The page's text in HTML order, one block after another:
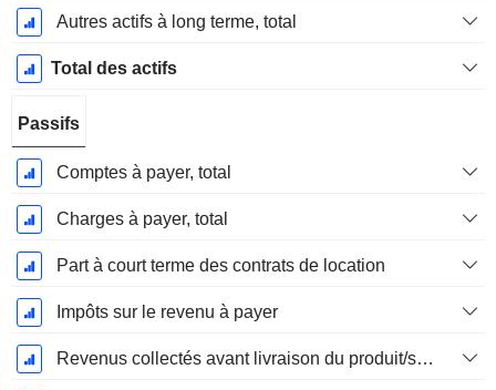
Autres actifs à long terme, total
Total des actifs
Passifs
Comptes à payer, total
Charges à payer, total
Part à court terme des contrats de location
Impôts sur le revenu à payer
Revenus collectés avant livraison du produit/service